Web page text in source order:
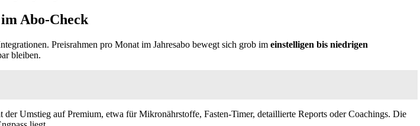
im Abo-Check
Preisrahmen pro Monat im Jahresabo bewegt sich grob im einstelligen bis niedrigen
bleiben.
Umstieg auf Premium, etwa für Mikronährstoffe, Fasten-Timer, detaillierte Reports oder Coachings. Die